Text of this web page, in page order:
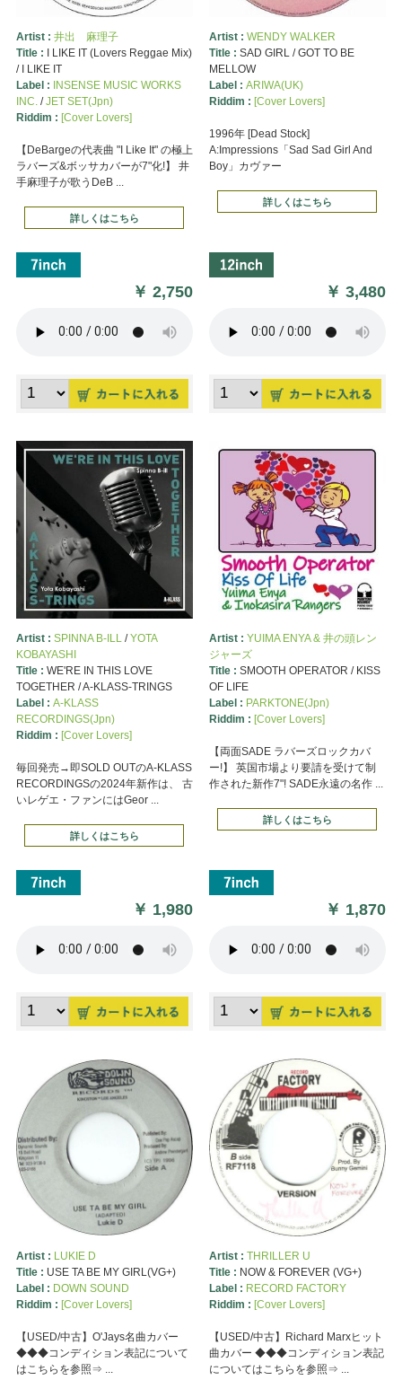
Artist : 井出 麻理子
Title : I LIKE IT (Lovers Reggae Mix)
/ I LIKE IT
Label : INSENSE MUSIC WORKS
INC./JET SET(Jpn)
Riddim : [Cover Lovers]
【DeBargeの代表曲 "I Like It" の極上
ラバーズ&ボッサカバーが7"化!】 井
手麻理子が歌うDeB ...
詳しくはこちら
￥2,750
Artist : WENDY WALKER
Title : SAD GIRL / GOT TO BE
MELLOW
Label : ARIWA(UK)
Riddim : [Cover Lovers]
1996年 [Dead Stock]
A:Impressions「Sad Sad Girl And
Boy」カヴァー
詳しくはこちら
￥3,480
Artist : SPINNA B-ILL/YOTA
KOBAYASHI
Title : WE'RE IN THIS LOVE
TOGETHER / A-KLASS-TRINGS
Label : A-KLASS
RECORDINGS(Jpn)
Riddim : [Cover Lovers]
毎回発売→即SOLD OUTのA-KLASS
RECORDINGSの2024年新作は、 古
いレゲエ・ファンにはGeor ...
詳しくはこちら
￥ 1,980
Artist : YUIMA ENYA & 井の頭レン
ジャーズ
Title : SMOOTH OPERATOR / KISS
OF LIFE
Label : PARKTONE(Jpn)
Riddim : [Cover Lovers]
【両面SADE ラバーズロックカバ
ー!】 英国市場より要請を受けて制
作された新作7"! SADE永遠の名作 ...
詳しくはこちら
￥ 1,870
Artist : LUKIE D
Title : USE TA BE MY GIRL(VG+)
Label : DOWN SOUND
Riddim : [Cover Lovers]
【USED/中古】O'Jays名曲カバー
◆◆◆コンディション表記について
はこちらを参照⇒ ...
Artist : THRILLER U
Title : NOW & FOREVER (VG+)
Label : RECORD FACTORY
Riddim : [Cover Lovers]
【USED/中古】Richard Marxヒット
曲カバー ◆◆◆コンディション表記
についてはこちらを参照⇒ ...